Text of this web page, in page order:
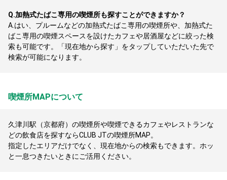
Q.加熱式たばこ専用の喫煙所も探すことができますか？
A. はい、プルームなどの加熱式たばこ専用の喫煙所や、加熱式た
ばこ専用の喫煙スペースを設けたカフェや居酒屋などに絞った検
索も可能です。「現在地から探す」をタップしていただいた先で
検索が可能になります。
喫煙所MAPについて
久津川駅（京都府）の喫煙所や喫煙できるカフェやレストランな
どの飲食店を探すならCLUB JTの喫煙所MAP。
指定したエリアだけでなく、現在地からの検索もできます。ホッ
と一息つきたいときにご活用ください。